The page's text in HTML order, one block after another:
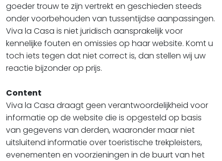
goeder trouw te zijn vertrekt en geschieden steeds
onder voorbehouden van tussentijdse aanpassingen.
Viva la Casa is niet juridisch aansprakelijk voor
kennelijke fouten en omissies op haar website. Komt u
toch iets tegen dat niet correct is, dan stellen wij uw
reactie bijzonder op prijs.
Content
Viva la Casa draagt geen verantwoordelijkheid voor
informatie op de website die is opgesteld op basis
van gegevens van derden, waaronder maar niet
uitsluitend informatie over toeristische trekpleisters,
evenementen en voorzieningen in de buurt van het